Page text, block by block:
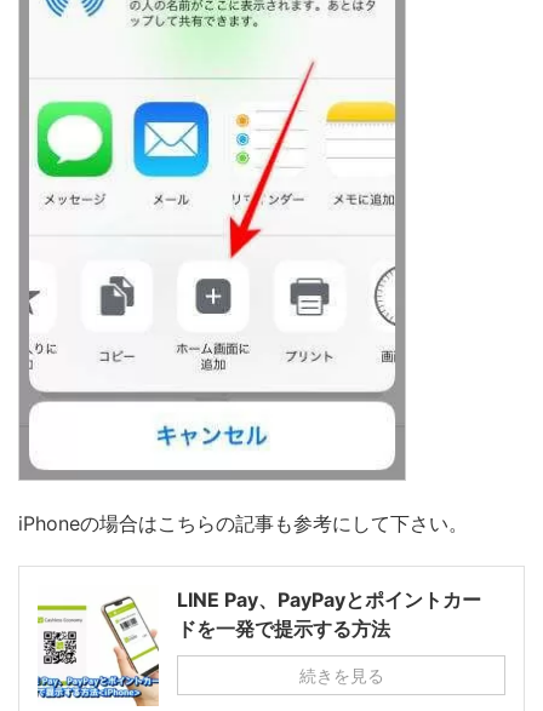
iPhoneの場合はこちらの記事も参考にして下さい。
LINE Pay、PayPayとポイントカー
ドを一発で提示する方法
続きを見る